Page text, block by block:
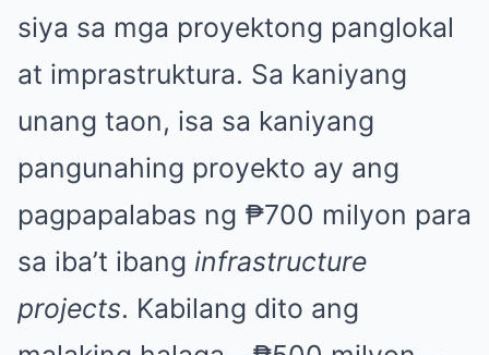
siya sa mga proyektong panglokal
at imprastruktura. Sa kaniyang
unang taon, isa sa kaniyang
pangunahing proyekto ay ang
pagpapalabas ng ₱700 milyon para
sa iba’t ibang infrastructure
projects. Kabilang dito ang